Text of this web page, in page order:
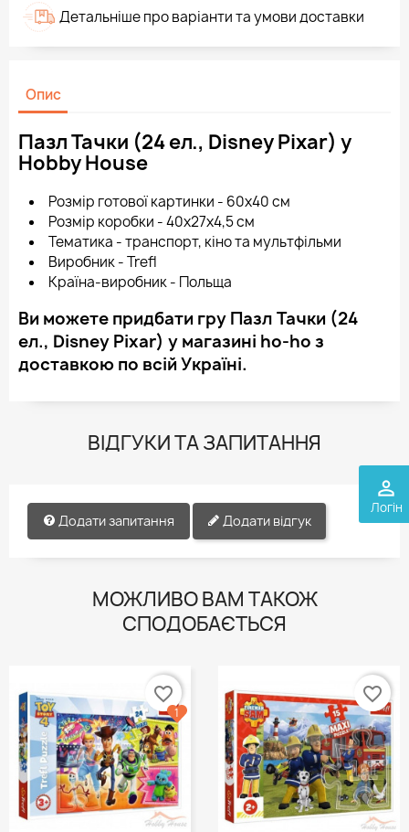
perm_identity
Логін
Детальніше про варіанти та умови доставки
Опис
Пазл Тачки (24 ел., Disney Pixar) у
Hobby House
Розмір готової картинки - 60х40 см
Розмір коробки - 40x27x4,5 см
Тематика - транспорт, кіно та мультфільми
Виробник - Trefl
Країна-виробник - Польща
Ви можете придбати гру Пазл Тачки (24
ел., Disney Pixar) у магазині ho-ho з
доставкою по всій Україні.
ВІДГУКИ ТА ЗАПИТАННЯ
Додати запитання Додати відгук
МОЖЛИВО ВАМ ТАКОЖ
СПОДОБАЄТЬСЯ
favorite_border
1
favorite_border